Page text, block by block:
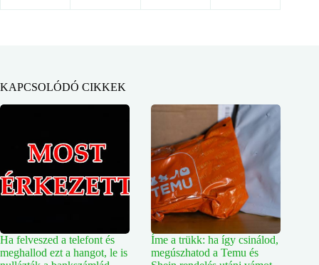
KAPCSOLÓDÓ CIKKEK
Ha felveszed a telefont és
meghallod ezt a hangot, le is
Íme a trükk: ha így csinálod,
megúszhatod a Temu és